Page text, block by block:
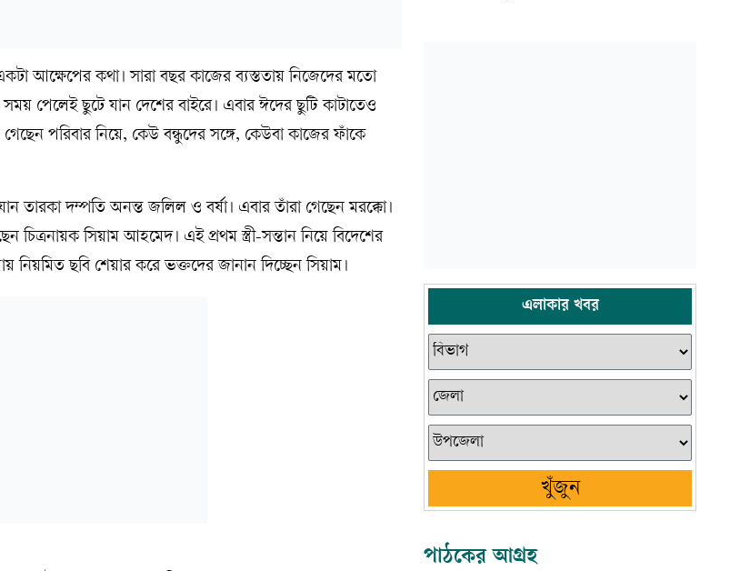
আক্ষেপের কথা। সারা বছর কাজের ব্যস্ততায় নিজেদের মতো
পেলেই ছুটে যান দেশের বাইরে। এবার ঈদের ছুটি কাটাতেও
পরিবার নিয়ে, কেউ বন্ধুদের সঙ্গে, কেউবা কাজের ফাঁকে
তারকা দম্পতি অনন্ত জলিল ও বর্ষা। এবার তাঁরা গেছেন মরক্কো।
চিত্রনায়ক সিয়াম আহমেদ। এই প্রথম স্ত্রী-সন্তান নিয়ে বিদেশের
নিয়মিত ছবি শেয়ার করে ভক্তদের জানান দিচ্ছেন সিয়াম।
এলাকার খবর
খুঁজুন
পাঠকের আগ্রহ